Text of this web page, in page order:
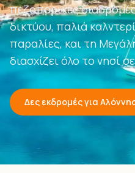
πεζοπορικές
δικτύου, παλιά
παραλίες, και τη
διασχίζει όλο το νησί
Δες εκδρομές για